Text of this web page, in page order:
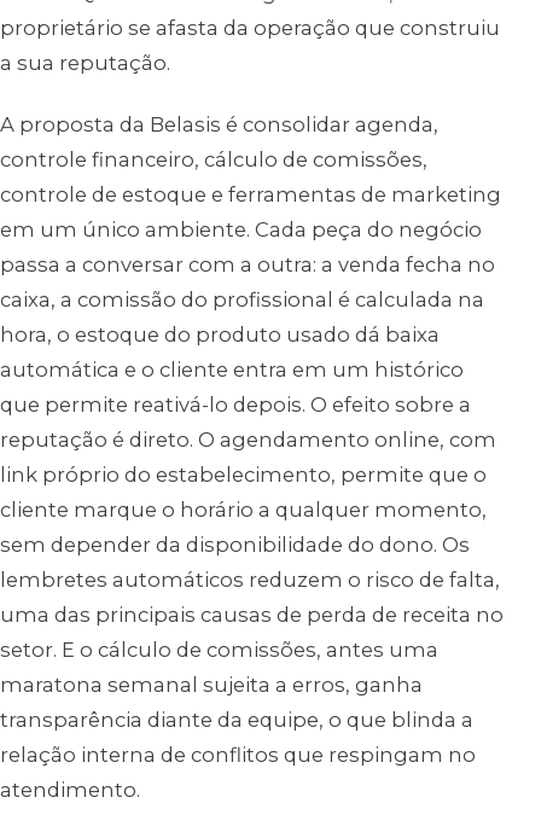
proprietário se afasta da operação que construiu
a sua reputação.
A proposta da Belasis é consolidar agenda,
controle financeiro, cálculo de comissões,
controle de estoque e ferramentas de marketing
em um único ambiente. Cada peça do negócio
passa a conversar com a outra: a venda fecha no
caixa, a comissão do profissional é calculada na
hora, o estoque do produto usado dá baixa
automática e o cliente entra em um histórico
que permite reativá-lo depois. O efeito sobre a
reputação é direto. O agendamento online, com
link próprio do estabelecimento, permite que o
cliente marque o horário a qualquer momento,
sem depender da disponibilidade do dono. Os
lembretes automáticos reduzem o risco de falta,
uma das principais causas de perda de receita no
setor. E o cálculo de comissões, antes uma
maratona semanal sujeita a erros, ganha
transparência diante da equipe, o que blinda a
relação interna de conflitos que respingam no
atendimento.